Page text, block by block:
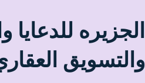
الجزيره للدعايا
والتسويق